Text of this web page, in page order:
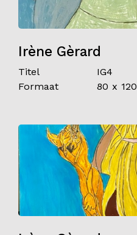
Irène Gèrard
Titel
IG4
Formaat
80 x 120